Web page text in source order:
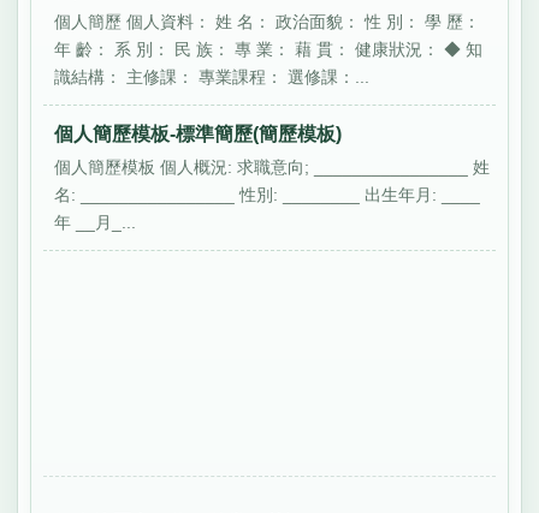
個人簡歷 個人資料： 姓 名： 政治面貌： 性 別： 學 歷：
年 齡： 系 別： 民 族： 專 業： 藉 貫： 健康狀況： ◆ 知
識結構： 主修課： 專業課程： 選修課：...
個人簡歷模板-標準簡歷(簡歷模板)
個人簡歷模板 個人概況: 求職意向; ________________ 姓
名: ________________ 性別: ________ 出生年月: ____
年 __月_...